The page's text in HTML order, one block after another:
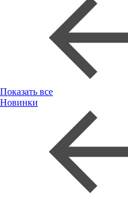
Показать все
Новинки